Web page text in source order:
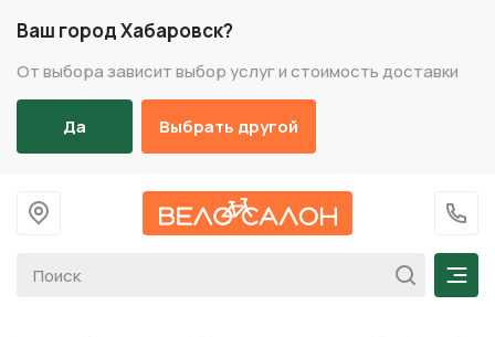
Ваш город Хабаровск?
От выбора зависит выбор услуг и стоимость доставки
Да Выбрать другой
На главную
+7